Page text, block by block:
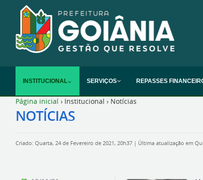
INSTITUCIONAL SERVIÇOS REPASSES
Página inicial › Institucional › Notícias
NOTÍCIAS
Criado: Quarta, 24 de Fevereiro de 2021, 20h37 | Última atualização em